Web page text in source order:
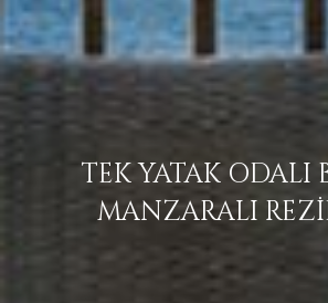
TEK YATAK ODALI
MANZARALI